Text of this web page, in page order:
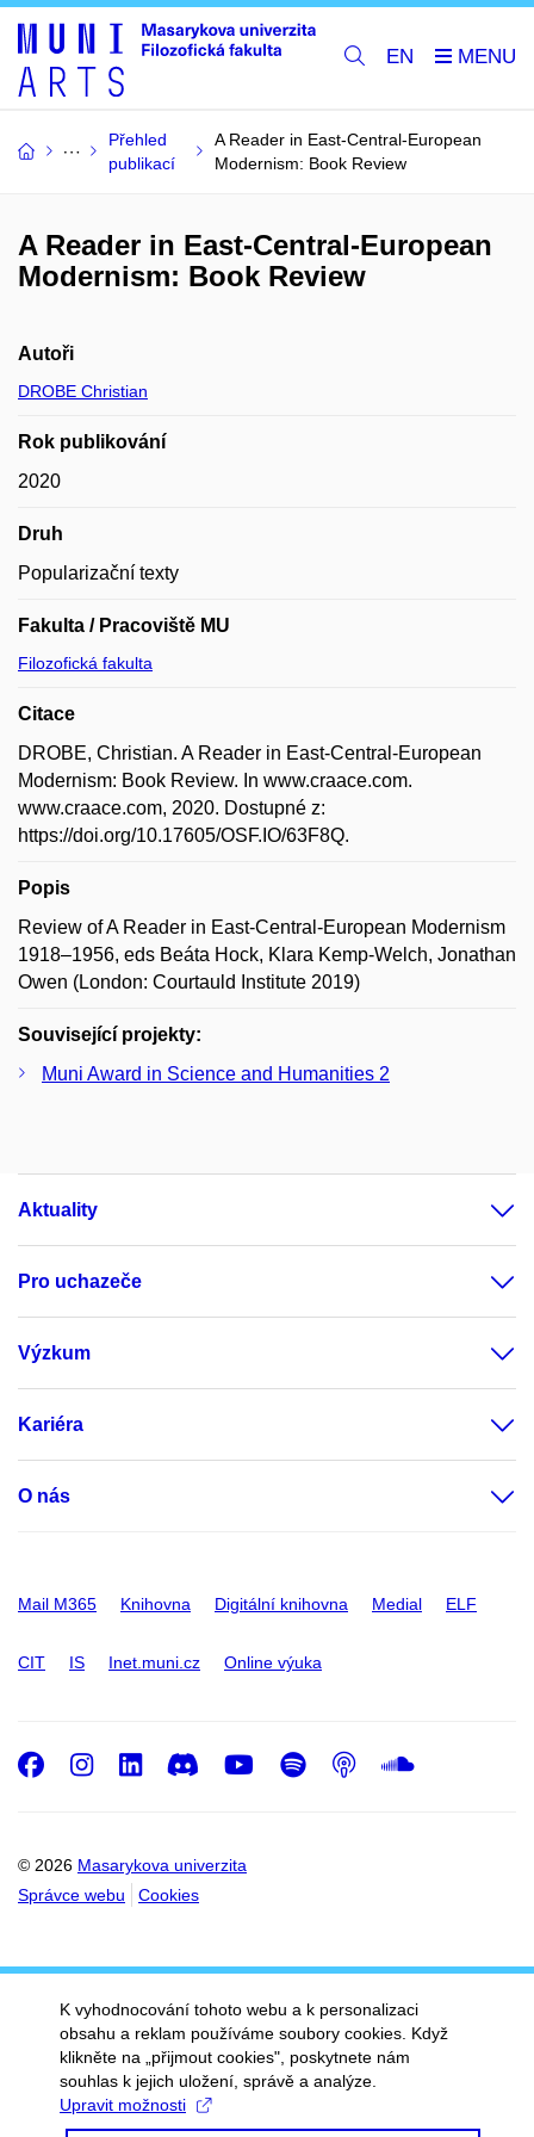
EN
Přehled
publikací
A Reader in East-Central-European
Modernism: Book Review
A Reader in East-Central-European
Modernism: Book Review
Autoři
DROBE Christian
Rok publikování
2020
Druh
Popularizační texty
Fakulta / Pracoviště MU
Filozofická fakulta
Citace
DROBE, Christian. A Reader in East-Central-European
Modernism: Book Review. In www.craace.com.
www.craace.com, 2020. Dostupné z:
https://doi.org/10.17605/OSF.IO/63F8Q.
Popis
Review of A Reader in East-Central-European Modernism
1918–1956, eds Beáta Hock, Klara Kemp-Welch, Jonathan
Owen (London: Courtauld Institute 2019)
Související projekty:
Muni Award in Science and Humanities 2
Aktuality
Pro uchazeče
Výzkum
Kariéra
O nás
Mail M365 Knihovna Digitální knihovna Medial ELF
CIT IS Inet.muni.cz Online výuka
© 2026 Masarykova univerzita
Správce webu
Cookies
Facebook
Instagram
LinkedIn
DiscordYoutube
Spotify
Podcast
K vyhodnocování tohoto webu a k personalizaci
obsahu a reklam používáme soubory cookies. Když
klikněte na „přijmout cookies", poskytnete nám
souhlas k jejich uložení, správě a analýze.
Upravit možnosti